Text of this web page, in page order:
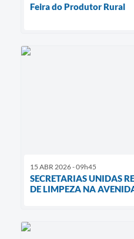
Feira do Produtor Rural
15 ABR 2026 - 09h45
SECRETARIAS UNIDAS
DE LIMPEZA NA